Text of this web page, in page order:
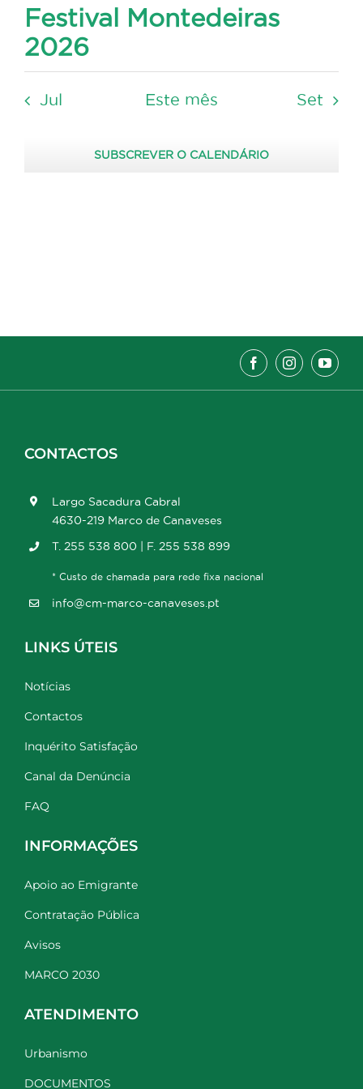
Festival Montedeiras
2026
Jul Este mês Set
SUBSCREVER O CALENDÁRIO
CONTACTOS
Largo Sacadura Cabral
4630-219 Marco de Canaveses
T. 255 538 800 | F. 255 538 899
* Custo de chamada para rede fixa nacional
info@cm-marco-canaveses.pt
LINKS ÚTEIS
Notícias
Contactos
Inquérito Satisfação
Canal da Denúncia
FAQ
INFORMAÇÕES
Apoio ao Emigrante
Contratação Pública
Avisos
MARCO 2030
ATENDIMENTO
Urbanismo
DOCUMENTOS